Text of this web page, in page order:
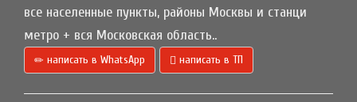
все населенные пункты, районы Москвы и станци
метро + вся Московская область..
написать в WhatsApp написать в ТП